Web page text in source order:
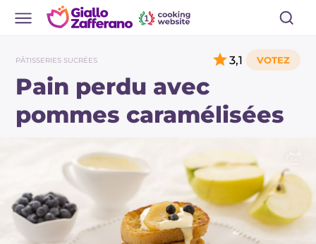
PÂTISSERIES SUCRÉES
Pain perdu avec
pommes caramélisées
3,1